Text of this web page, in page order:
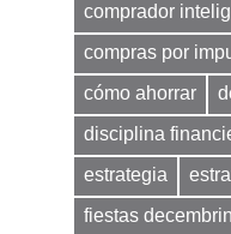
comprador
compras por
cómo ahorrar
disciplina
estrategia
fiestas